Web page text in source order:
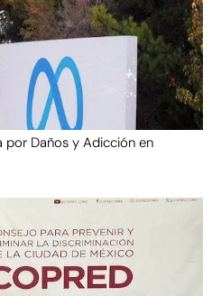
por Daños y Adicción en